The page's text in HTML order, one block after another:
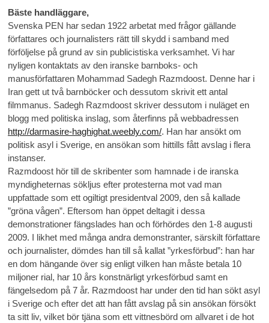
Bäste handläggare,
Svenska PEN har sedan 1922 arbetat med frågor gällande
författares och journalisters rätt till skydd i samband med
förföljelse på grund av sin publicistiska verksamhet. Vi har
nyligen kontaktats av den iranske barnboks- och
manusförfattaren Mohammad Sadegh Razmdoost. Denne har i
Iran gett ut två barnböcker och dessutom skrivit ett antal
filmmanus. Sadegh Razmdoost skriver dessutom i nuläget en
blogg med politiska inslag, som återfinns på webbadressen
http://darmasire-haghighat.weebly.com/. Han har ansökt om
politisk asyl i Sverige, en ansökan som hittills fått avslag i flera
instanser.
Razmdoost hör till de skribenter som hamnade i de iranska
myndigheternas sökljus efter protesterna mot vad man
uppfattade som ett ogiltigt presidentval 2009, den så kallade
”gröna vågen”. Eftersom han öppet deltagit i dessa
demonstrationer fängslades han och förhördes den 1-8 augusti
2009. I likhet med många andra demonstranter, särskilt författare
och journalister, dömdes han till så kallat ”yrkesförbud”: han har
en dom hängande över sig enligt vilken han måste betala 10
miljoner rial, har 10 års konstnärligt yrkesförbud samt en
fängelsedom på 7 år. Razmdoost har under den tid han sökt asyl
i Sverige och efter det att han fått avslag på sin ansökan försökt
ta sitt liv, vilket bör tjäna som ett vittnesbörd om allvaret i de hot